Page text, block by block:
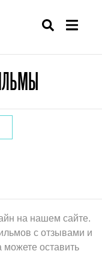
на нашем сайте.
с отзывами и
можете оставить